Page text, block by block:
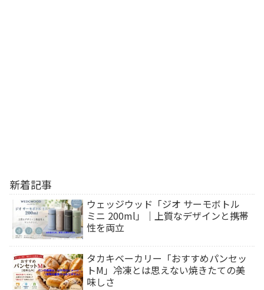
新着記事
ウェッジウッド「ジオ サーモボトル
ミニ 200ml」｜上質なデザインと携帯
性を両立
タカキベーカリー「おすすめパンセッ
トM」冷凍とは思えない焼きたての美
味しさ